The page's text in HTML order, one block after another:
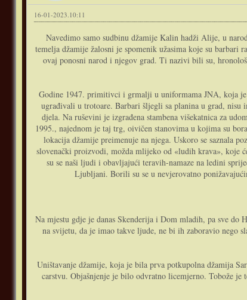
16-01-2023.10:11
Navedimo samo sudbinu džamije Kalin hadži Alije, u
temelja džamije žalosni je spomenik užasima koje su
ovaj ponosni narod i njegov grad. Ti nazivi bili su,
Godine 1947. primitivci i grmalji u uniformama JNA, koja
ugrađivali u trotoare. Barbari šljegli sa planina u grad,
djela. Na ruševini je izgrađena stambena višekatnica za
1995., najednom je taj trg, oivičen stanovima u kojima su
lokacija džamije preimenuje na njega. Uskoro se saznala
slovenački proizvodi, možda mlijeko od «ludih krava», koje
su se naši ljudi i obavljajući teravih-namaze na ledini
Ljubljani. Borili su se u nevjerovatno
Na mjestu gdje je danas Skenderija i Dom mladih, pa sve do
na svijetu, da je imao takve ljude, ne bi ih zaboravio nego
Uništavanje džamije, koja je bila prva potkupolna džamija
carstvu. Objašnjenje je bilo odvratno licemjerno. Tobože